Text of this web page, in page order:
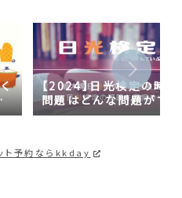
【2024】日光検定の時事
問題はどんな問題がでる
の？2023年の時事問題
ト予約ならkkday